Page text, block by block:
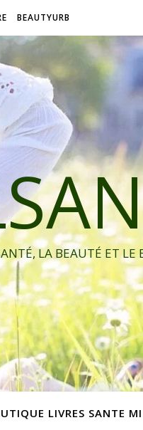
BEAUTYURB
LA BEAUTÉ ET LE
LIVRES SANTE